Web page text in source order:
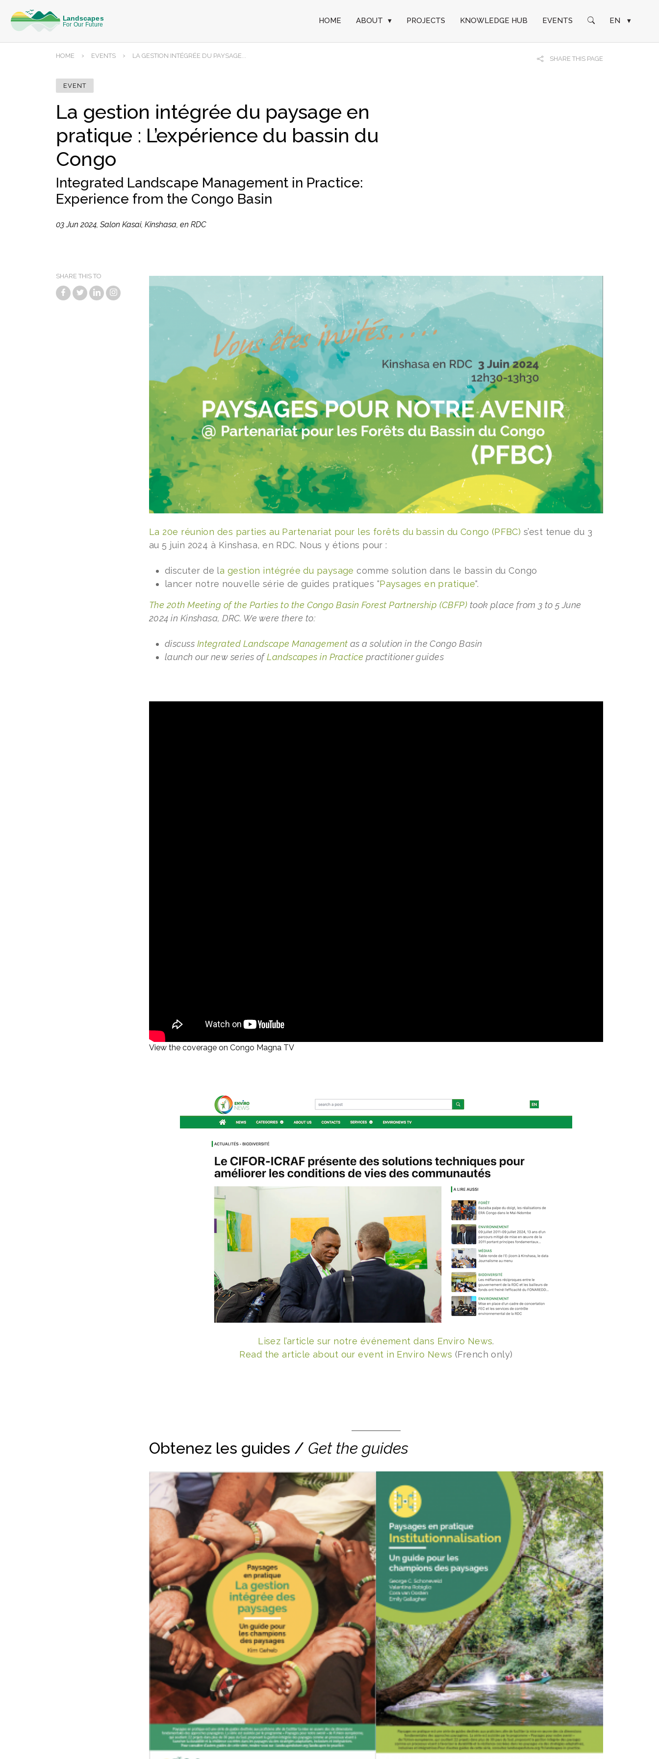
HOME ABOUT ▾ PROJECTS KNOWLEDGE HUB EVENTS EN ▾
HOME › EVENTS › LA GESTION INTÉGRÉE DU PAYSAGE... SHARE THIS PAGE
EVENT
La gestion intégrée du paysage en
pratique : L’expérience du bassin du
Congo
Integrated Landscape Management in Practice:
Experience from the Congo Basin
03 Jun 2024, Salon Kasai, Kinshasa, en RDC
SHARE THIS TO
La 20e réunion des parties au Partenariat pour les forêts du bassin du Congo (PFBC) s’est tenue du 3
au 5 juin 2024 à Kinshasa, en RDC. Nous y étions pour :
discuter de la gestion intégrée du paysage comme solution dans le bassin du Congo
lancer notre nouvelle série de guides pratiques “Paysages en pratique“.
The 20th Meeting of the Parties to the Congo Basin Forest Partnership (CBFP) took place from 3 to 5 June
2024 in Kinshasa, DRC. We were there to:
discuss Integrated Landscape Management as a solution in the Congo Basin
launch our new series ofLandscapes in Practice practitioner guides
View the coverage on Congo Magna TV
Lisez l’article sur notre événement dans Enviro News.
Read the article about our event in Enviro News (French only)
Obtenez les guides / Get the guides